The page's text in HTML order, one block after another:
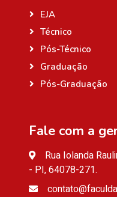
EJA
Técnico
Pós-Técnico
Graduação
Pós-Graduação
Fale com a
Rua Iolanda
- PI, 64078-271.